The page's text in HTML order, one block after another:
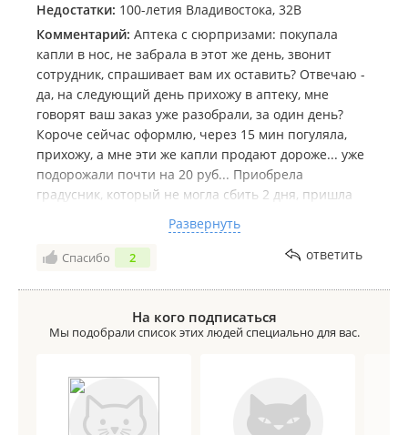
Недостатки: 100-летия Владивостока, 32В
Комментарий: Аптека с сюрпризами: покупала
капли в нос, не забрала в этот же день, звонит
сотрудник, спрашивает вам их оставить? Отвечаю -
да, на следующий день прихожу в аптеку, мне
говорят ваш заказ уже разобрали, за один день?
Короче сейчас оформлю, через 15 мин погуляла,
прихожу, а мне эти же капли продают дороже... уже
подорожали почти на 20 руб... Приобрела
градусник, который не могла сбить 2 дня, пришла
аптеке более подвижный, мне показали как я
должна его держать и тп, и все они такие.. Я
купила нормальный, мол, можем только обменять...
пришлось оставить в дар аптеке столь удобную по
их мнению вещь. Больше ни ногой!
Развернуть
Спасибо 2 ответить
На кого подписаться
Мы подобрали список этих людей специально для вас.